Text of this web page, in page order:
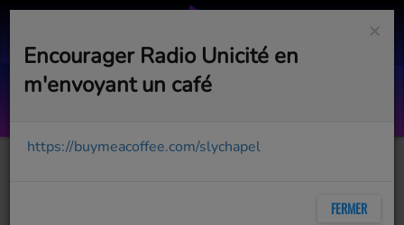
Jette ton cell
×
Encourager Radio Unicité en
m'envoyant un café
https://buymeacoffee.com/slychapel
FERMER